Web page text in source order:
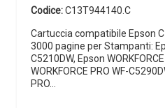
Codice:C13T944140.C
Cartuccia compatibile Epson
3000 pagine per Stampanti:
C5210DW, Epson
WORKFORCE PRO WF-
PRO…